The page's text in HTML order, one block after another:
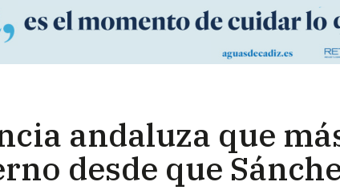
andaluza que
desde que